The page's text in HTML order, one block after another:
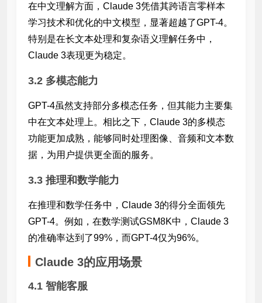
在中文理解方面，Claude 3凭借其跨语言零样本
学习技术和优化的中文模型，显著超越了GPT-4。
特别是在长文本处理和复杂语义理解任务中，
Claude 3表现更为稳定。
3.2 多模态能力
GPT-4虽然支持部分多模态任务，但其能力主要集
中在文本处理上。相比之下，Claude 3的多模态
功能更加成熟，能够同时处理图像、音频和文本数
据，为用户提供更全面的服务。
3.3 推理和数学能力
在推理和数学任务中，Claude 3的得分全面领先
GPT-4。例如，在数学测试GSM8K中，Claude 3
的准确率达到了99%，而GPT-4仅为96%。
Claude 3的应用场景
4.1 智能客服